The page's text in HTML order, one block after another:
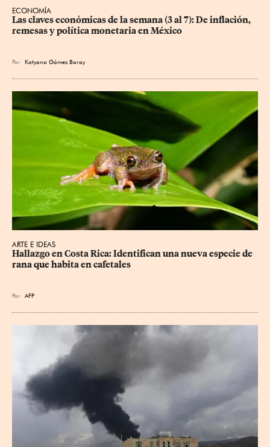
ECONOMÍA
Las claves económicas de la semana (3 al 7): De inflación,
remesas y política monetaria en México
Por Katyana Gómez Baray
ARTE E IDEAS
Hallazgo en Costa Rica: Identifican una nueva especie de
rana que habita en cafetales
Por AFP